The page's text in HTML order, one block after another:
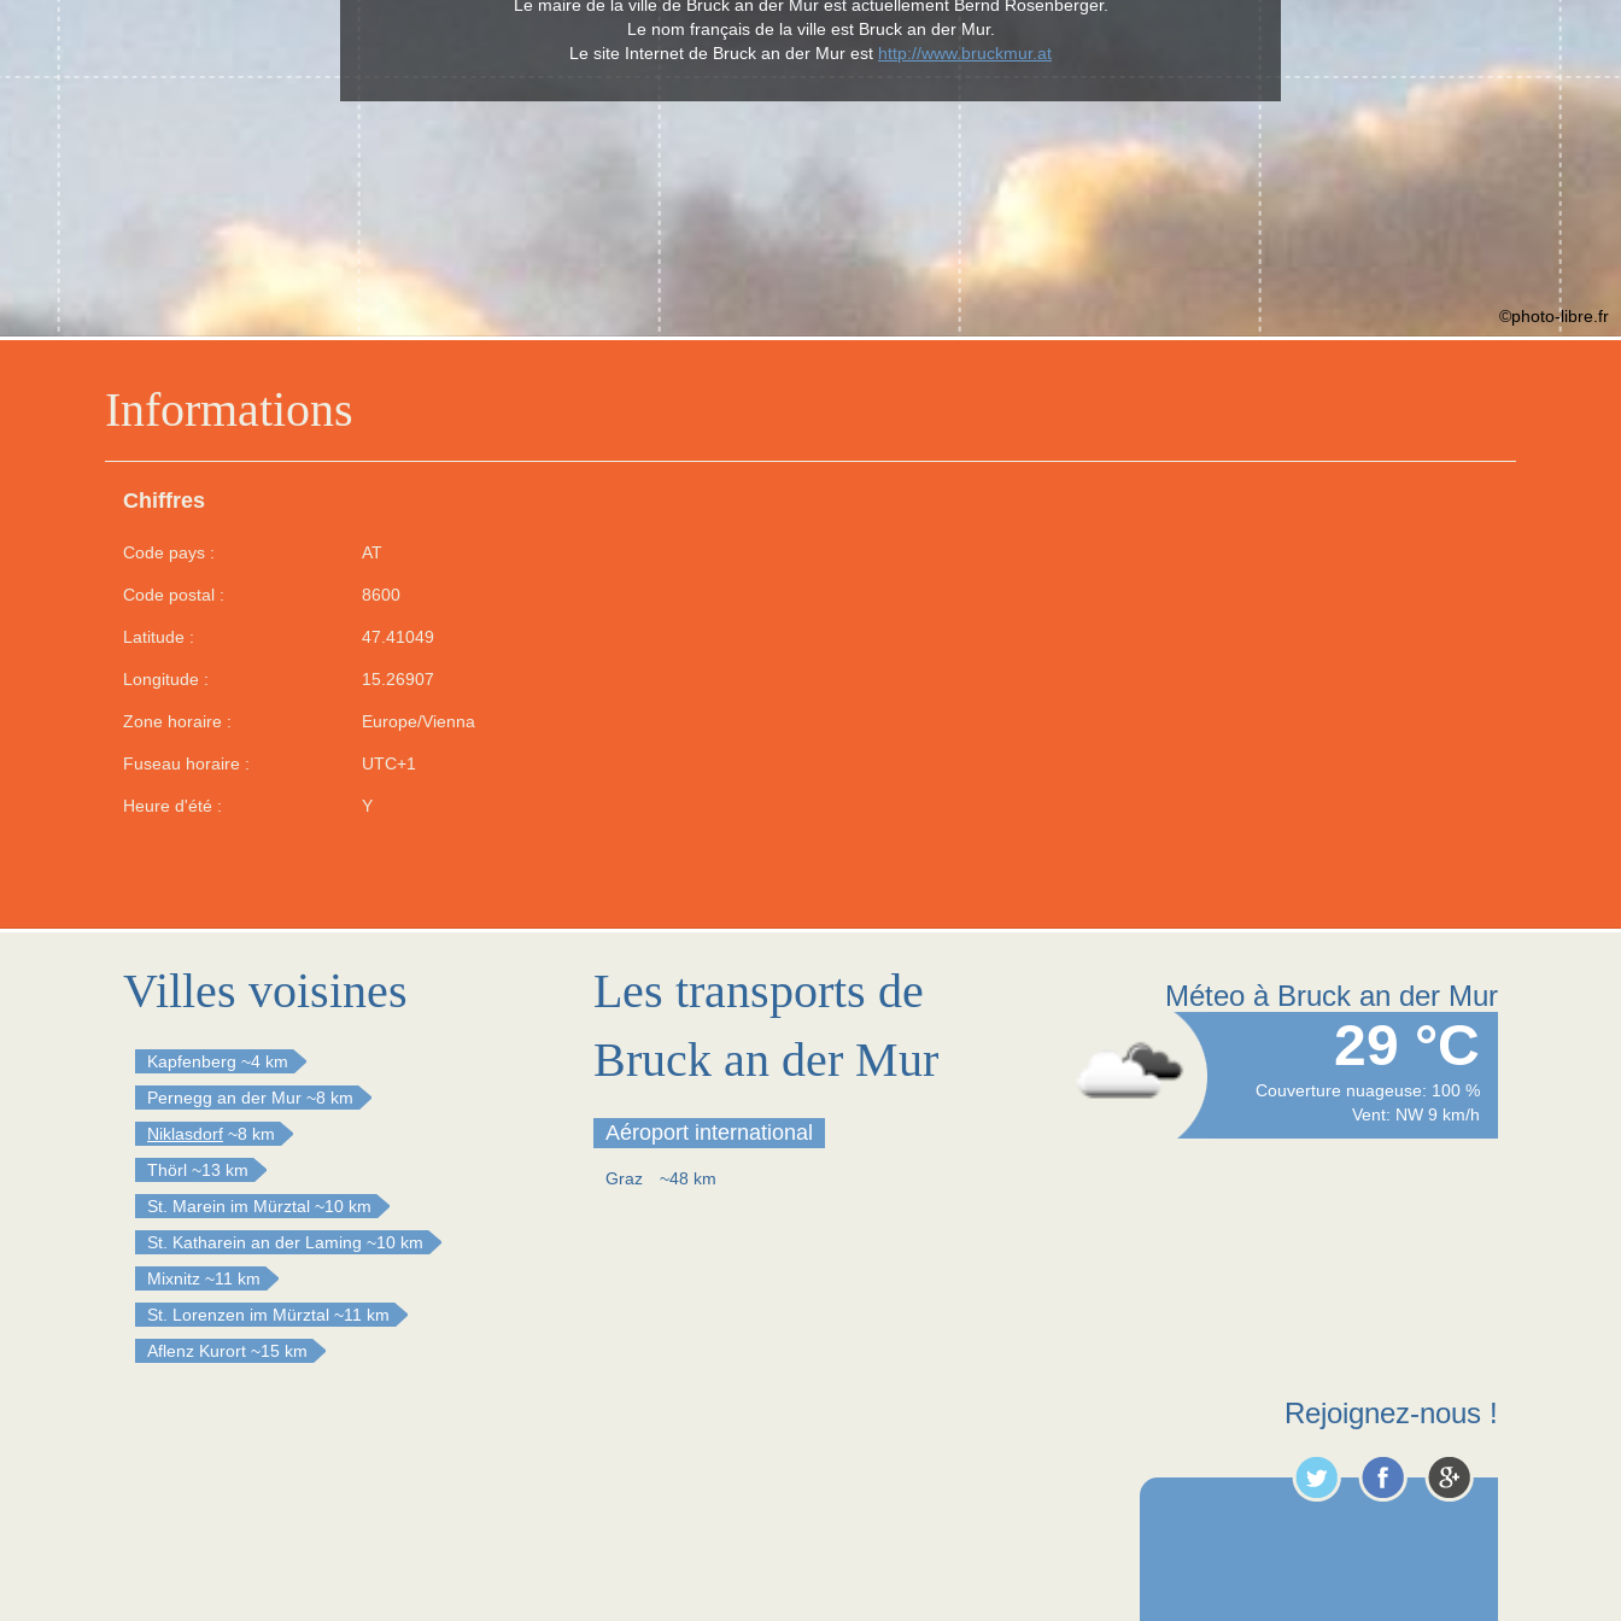
Informations
Chiffres
Code pays : AT
Code postal : 8600
Latitude : 47.41049
Longitude : 15.26907
Zone horaire : Europe/Vienna
Fuseau horaire : UTC+1
Heure d'été : Y
Le maire de la ville de Bruck an der Mur est actuellement Bernd Rosenberger.
Le nom français de la ville est Bruck an der Mur.
Le site Internet de Bruck an der Mur est http://www.bruckmur.at
©photo-libre.fr
Villes voisines
Kapfenberg ~4 km
Pernegg an der Mur ~8 km
Niklasdorf ~8 km
Thörl ~13 km
St. Marein im Mürztal ~10 km
St. Katharein an der Laming ~10 km
Mixnitz ~11 km
St. Lorenzen im Mürztal ~11 km
Aflenz Kurort ~15 km
Les transports de
Bruck an der Mur
Aéroport international
Graz ~48 km
Méteo à Bruck an der Mur
29 °C
Couverture nuageuse: 100 %
Vent: NW 9 km/h
Rejoignez-nous !